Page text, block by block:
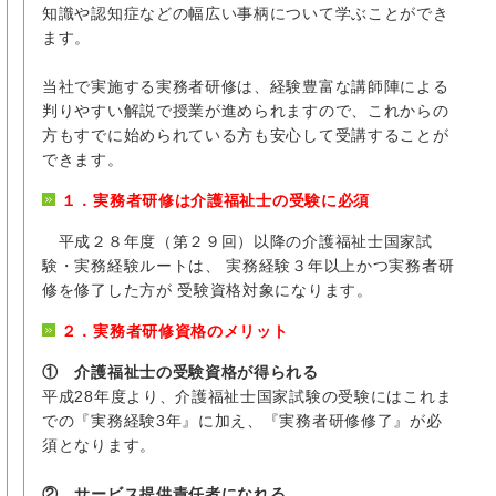
知識や認知症などの幅広い事柄について学ぶことができ
ます。
当社で実施する実務者研修は、経験豊富な講師陣による
判りやすい解説で授業が進められますので、これからの
方もすでに始められている方も安心して受講することが
できます。
１．実務者研修は介護福祉士の受験に必須
平成２８年度（第２９回）以降の介護福祉士国家試
験・実務経験ルートは、 実務経験３年以上かつ実務者研
修を修了した方が 受験資格対象になります。
２．実務者研修資格のメリット
① 介護福祉士の受験資格が得られる
平成28年度より、介護福祉士国家試験の受験にはこれま
での『実務経験3年』に加え、『実務者研修修了』が必
須となります。